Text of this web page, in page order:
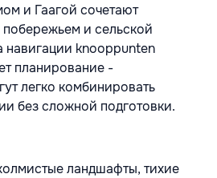
и Гаагой сочетают
и сельской
навигации knooppunten
планирование -
легко комбинировать
без сложной подготовки.
ландшафты, тихие